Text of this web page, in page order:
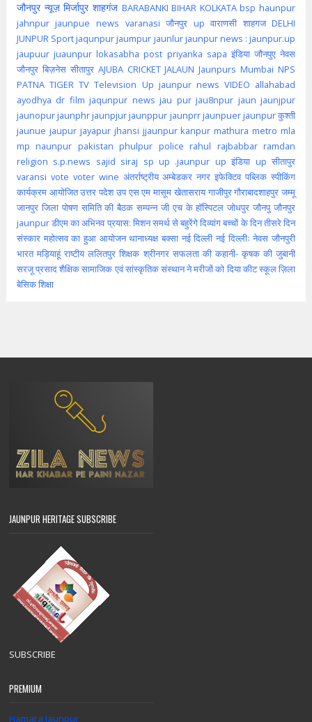
जौनपुर न्यूज़ मिर्जापुर शाहगंज BARABANKI BIHAR KOLKATA bsp haunpur
jahnpur jaunpue news varanasi जौनपुर up वाराणसी शाहगज DELHI
JUNPUR Sportjaqunpurjaumpur jaunlurjaunpur news : jaunpur.up
jaupuur juaunpur lokasabha post priyanka sapa इंडिया जौनपुए नेवस
जौनपुर बिज़नेस सीतापुर AJUBA CRICKET JALAUN Jaunpurs Mumbai NPS
PATNA TIGER TV Television Up jaunpur news VIDEO allahabad
ayodhya dr film jaqunpur news jau pur jau8npur jaun jaunjpur
jaunopurjaunphrjaunpjurjaunppur jaunprrjaunpuerjaunpur कुश्ती
jaunue jaupur jayapur jhansi jjaunpur kanpur mathura metro mla
mp naunpur pakistan phulpur police rahul rajbabbar ramdan
religion s.p.news sajid siraj sp up .jaunpur up इंडिया up सीतापुर
varansi vote voter wine अंतर्राष्ट्रीय अम्बेडकर नगर इफेक्टिव पब्लिक स्पीकिंग
कार्यक्रम आयोजित उत्तर पदेश उप एस एम मासूम खेतासराय गाजीपुर गौराबादशाहपुर जम्मू
जानपुर जिला पोषण समिति की बैठक सम्पन्न जी एच के हॉस्पिटल जोधपुर जौनपु जौनपुर
jaunpurडीएम का अभिनव प्रयास: मिशन समर्थ से बहुरेंगे दिव्यांग बच्चों के दिनतीसरे दिन
संस्कार महोत्सव का हुआ आयोजन थानाध्यक्ष बक्सा नई दिल्ली नई दिल्लीः नेवस जौनपुरी
भारत मड़ियाहूं राष्टीय ललितपुर शिक्षक श्रीनगर सफलता की कहानी- कृषक की जुबानी
सरजू प्रसाद शैक्षिकसामाजिक एवं सांस्कृतिक संस्थान ने मरीजों को दिया कीटस्कूलज़िला
बेसिक शिक्षा
JAUNPUR HERITAGE SUBSCRIBE
SUBSCRIBE
PREMIUM
Hamara Jaunpur